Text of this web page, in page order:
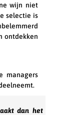
wijn niet
selectie is
ontdekken
managers
dan het